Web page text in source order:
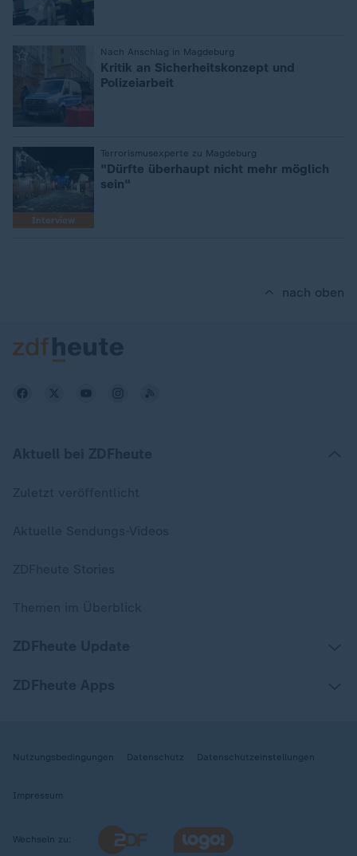
Nach Anschlag in Magdeburg
Kritik an Sicherheitskonzept und
Polizeiarbeit
Interview
Terrorismusexperte zu Magdeburg
"Dürfte überhaupt nicht mehr möglich
sein"
nach oben
Nutzungsbedingungen Datenschutz Datenschutzeinstellungen
Impressum
Wechseln zu: